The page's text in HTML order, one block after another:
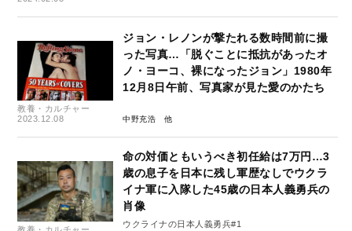
教養・カルチャー
2023.12.08
ジョン・レノンが撃たれる数時間前に撮
った写真…「脱ぐことに抵抗があったオ
ノ・ヨーコ、裸になったジョン」1980年
12月8日午前、写真家が見た愛のかたち
中野充浩
教養・カルチャー
命の対価ともいうべき初任給は7万円…3
歳の息子を日本に残し軍歴なしでウクラ
イナ軍に入隊した45歳の日本人義勇兵の
肖像
ウクライナの日本人義勇兵#1